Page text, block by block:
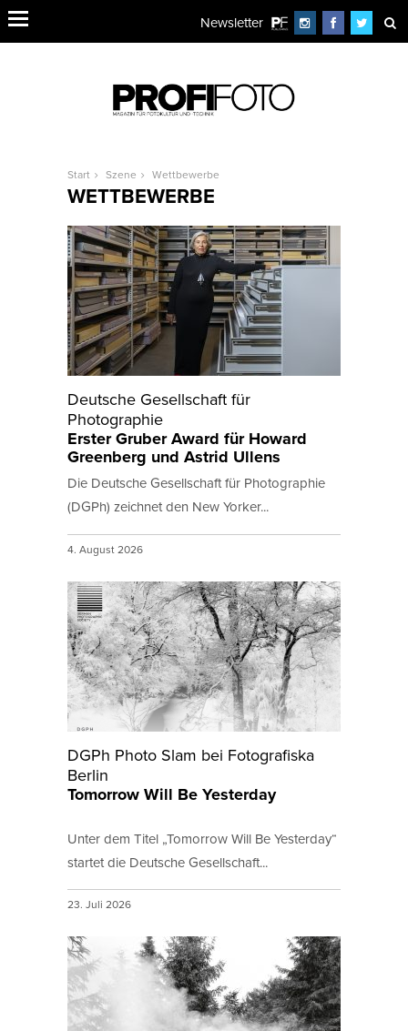
Newsletter
Start Szene Wettbewerbe
WETTBEWERBE
Deutsche Gesellschaft für
Photographie
Erster Gruber Award für Howard
Greenberg und Astrid Ullens
Die Deutsche Gesellschaft für Photographie
(DGPh) zeichnet den New Yorker...
4. August 2026
DGPh Photo Slam bei Fotografiska
Berlin
Tomorrow Will Be Yesterday
Unter dem Titel „Tomorrow Will Be Yesterday“
startet die Deutsche Gesellschaft...
23. Juli 2026